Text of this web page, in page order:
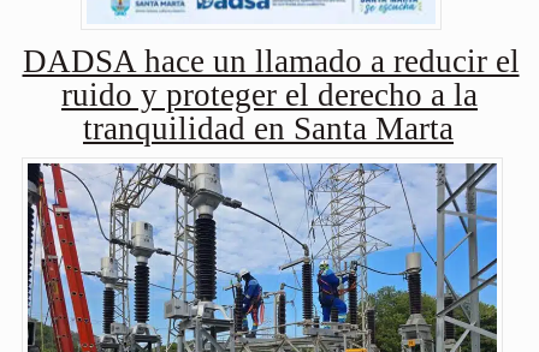
DADSA hace un llamado a reducir el
ruido y proteger el derecho a la
tranquilidad en Santa Marta